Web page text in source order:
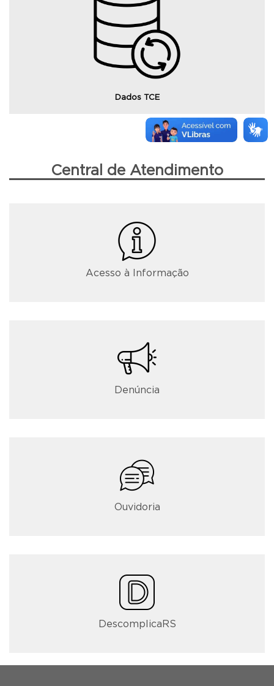
Dados TCE
Consulte o portal Dados TCE.
Central de Atendimento
Acesso à Informação
Denúncia
Ouvidoria
DescomplicaRS